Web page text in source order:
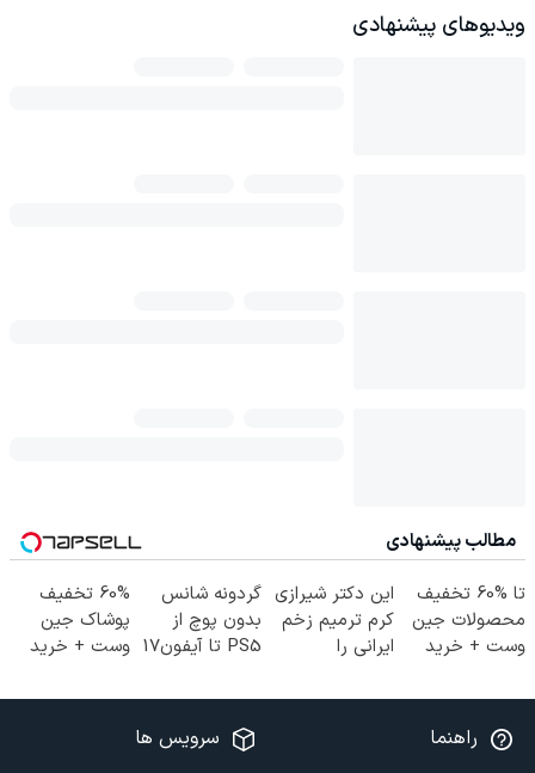
ویدیوهای پیشنهادی
مطالب پیشنهادی
تا %60 تخفیف
محصولات جین
وست + خرید
این دکتر شیرازی
کرم ترمیم زخم
ایرانی را
گردونه شانس
بدون پوچ از
PS5 تا آیفون17
60% تخفیف
پوشاک جین
وست + خرید
راهنما سرویس ها